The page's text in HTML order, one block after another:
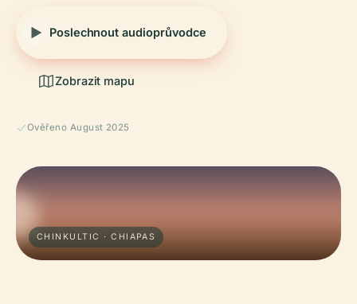
Poslechnout audioprůvodce
Zobrazit mapu
Ověřeno August 2025
CHINKULTIC · CHIAPAS